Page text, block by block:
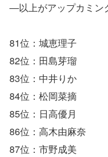
―以上がアップカミ
81位：城恵理子
82位：田島芽瑠
83位：中井りか
84位：松岡菜摘
85位：日高優月
86位：高木由麻奈
87位：市野成美